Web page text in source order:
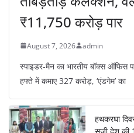
₹11,750 करोड़ पार
August 7, 2026 admin
स्पाइडर-मैन का भारतीय बॉक्स ऑफिस
हफ्ते में कमाए 327 करोड़, ‘एंडगेम’ का
हथकरघा
सजी देश की